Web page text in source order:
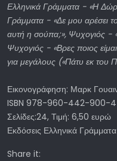
Ελληνικά Γράμματα - «Η
Γράμματα - «Δε μου αρέσει
αυτή η σούπα;», Ψυχογιός -
Ψυχογιός - «Βρες ποιος
για μεγάλους («Πάτυ εκ του
Εικονογράφηση: Μαρκ
ISBN 978-960-442-900-4
Σελίδες:24, Τιμή: 6,50 ευρώ
Εκδόσεις Ελληνικά Γράμματα
Share it: